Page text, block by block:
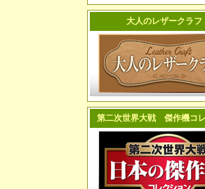
大人のレザークラフ
第二次世界大戦 傑作機コ